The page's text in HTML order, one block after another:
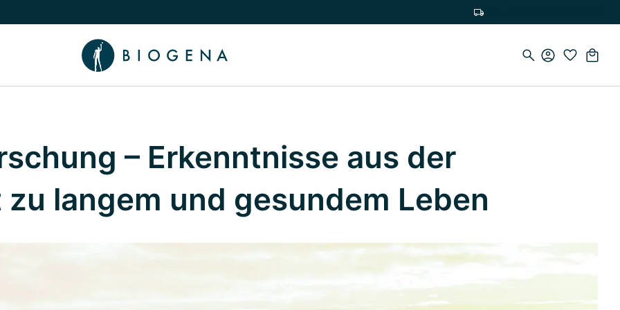
Wissen umschalten
– Erkenntnisse aus der
langem und gesundem Leben